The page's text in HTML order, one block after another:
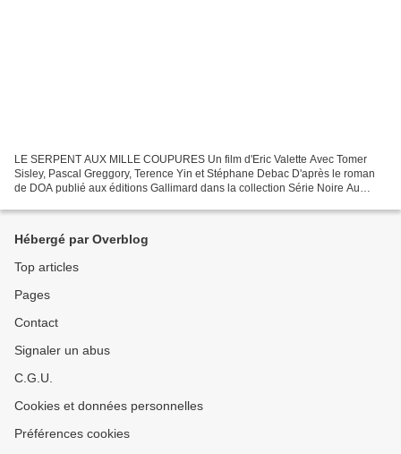
LE SERPENT AUX MILLE COUPURES Un film d'Eric Valette Avec Tomer
Sisley, Pascal Greggory, Terence Yin et Stéphane Debac D'après le roman
de DOA publié aux éditions Gallimard dans la collection Série Noire Au
Hébergé par Overblog
Top articles
Pages
Contact
Signaler un abus
C.G.U.
Cookies et données personnelles
Préférences cookies